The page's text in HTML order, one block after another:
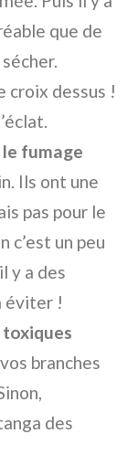
que de
croix dessus !
fumage
Ils ont une
pas pour le
c’est un peu
y a des
éviter !
branches
des